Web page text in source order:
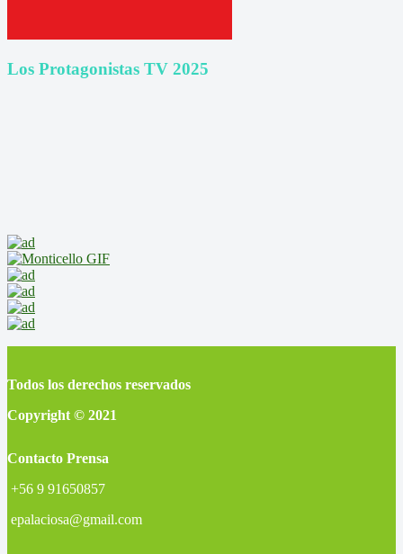
Los Protagonistas TV 2025
Todos los derechos reservados
Copyright © 2021
Contacto Prensa
+56 9 91650857
epalaciosa@gmail.com